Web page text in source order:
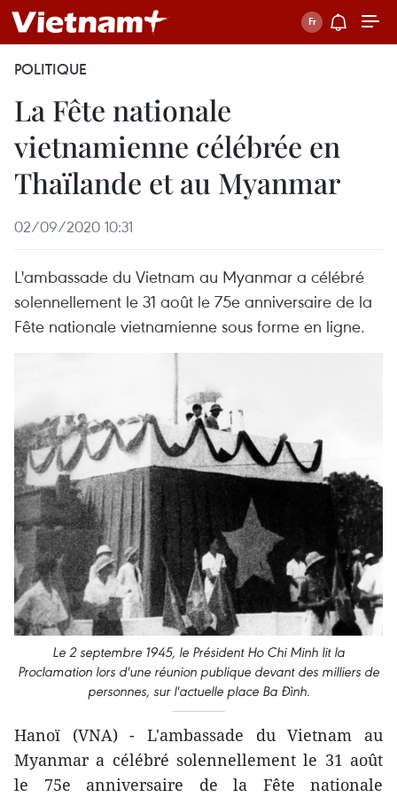
POLITIQUE
La Fête nationale
vietnamienne célébrée en
Thaïlande et au Myanmar
02/09/2020 10:31
L'ambassade du Vietnam au Myanmar a célébré
solennellement le 31 août le 75e anniversaire de la
Fête nationale vietnamienne sous forme en ligne.
Le 2 septembre 1945, le Président Ho Chi Minh lit la
Proclamation lors d'une réunion publique devant des milliers de
personnes, sur l'actuelle place Ba Đình.
Hanoï (VNA) - L'ambassade du Vietnam au
Myanmar a célébré solennellement le 31 août
le 75e anniversaire de la Fête nationale